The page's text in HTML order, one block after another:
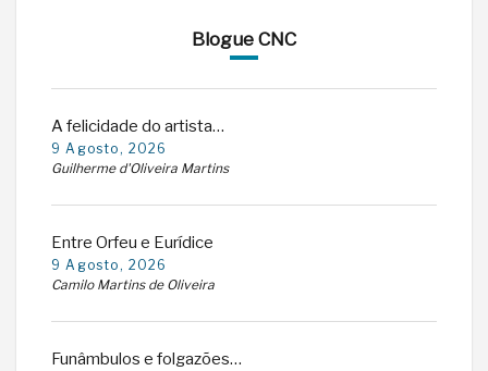
Blogue CNC
A felicidade do artista…
9 Agosto, 2026
Guilherme d'Oliveira Martins
Entre Orfeu e Eurídice
9 Agosto, 2026
Camilo Martins de Oliveira
Funâmbulos e folgazões…